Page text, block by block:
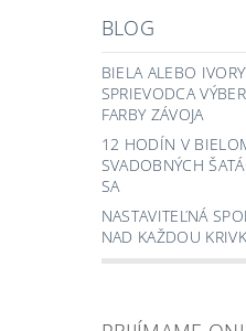
BLOG
BIELA ALEBO
SPRIEVODCA
FARBY ZÁVOJA
12 HODÍN V
SVADOBNÝCH
SA
NASTAVITEĽNÁ
NAD KAŽDOU